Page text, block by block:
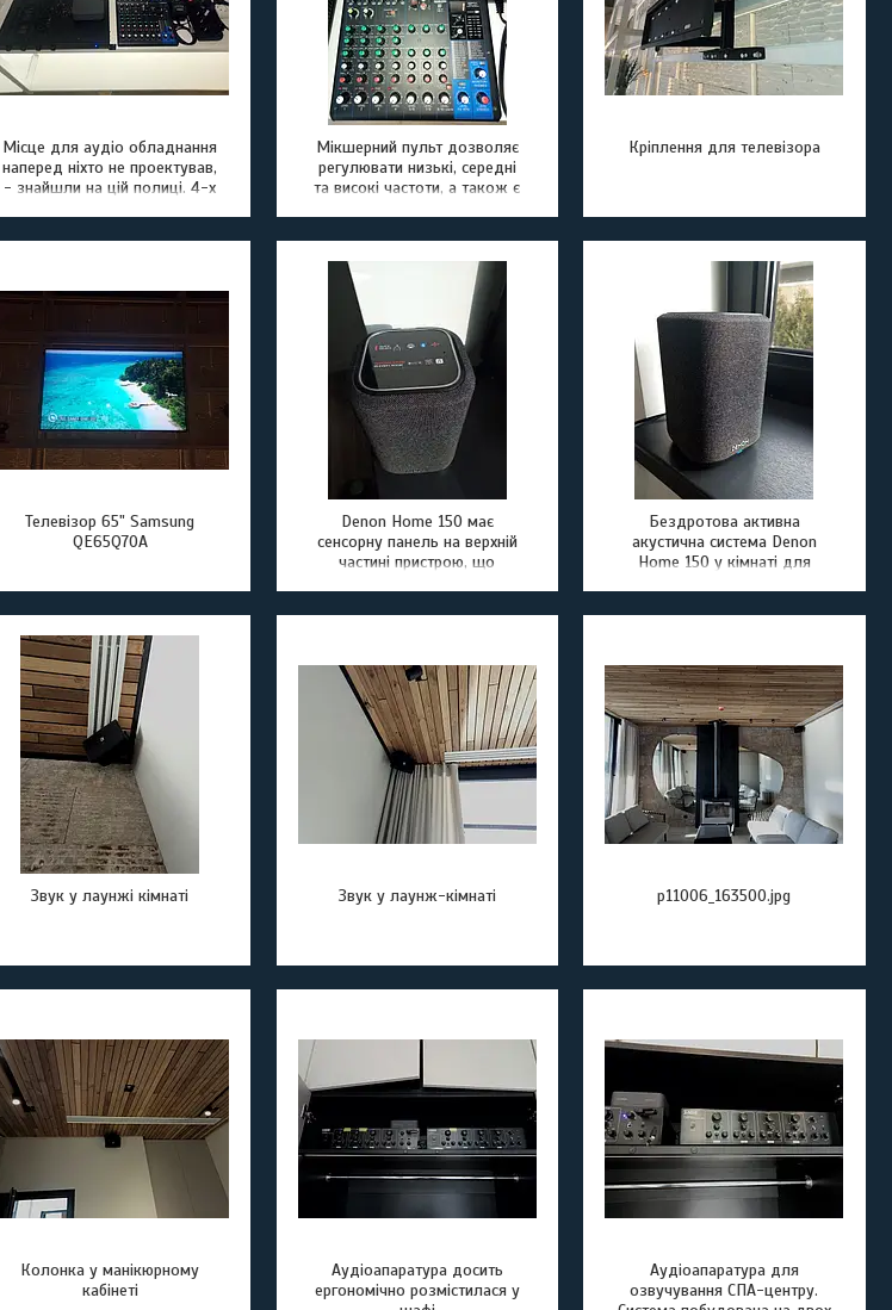
Місце для аудіо обладнання
наперед ніхто не проектував,
- знайшли на цій полиці. 4-х
автоматично вимикається
(так що персонал спокійний)
Мікшерний пульт дозволяє
регулювати низькі, середні
та високі частоти, а також є
Вбудований процесор
ефектів додасть об'єму та
чіткості голосу промовця
Кріплення для телевізора
Телевізор 65" Samsung
QE65Q70A
Denon Home 150 має
сенсорну панель на верхній
частині пристрою, що
Бездротова активна
акустична система Denon
Home 150 у кімнаті для
Звук у лаунжі кімнаті Звук у лаунж-кімнаті p11006_163500.jpg
Колонка у манікюрному
кабінеті
Аудіоапаратура досить
ергономічно розмістилася у
Аудіоапаратура для
озвучування СПА-центру.